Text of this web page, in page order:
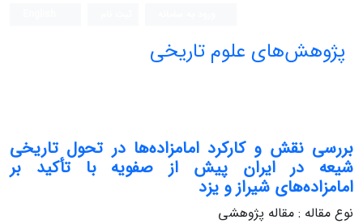
پژوهش‌های علوم تاریخی
بررسی نقش و کارکرد امامزاده‌ها در تحول تاریخی
شیعه در ایران پیش از صفویه با تأکید بر
امامزاده‌های شیراز و یزد
نوع مقاله : مقاله پژوهشی